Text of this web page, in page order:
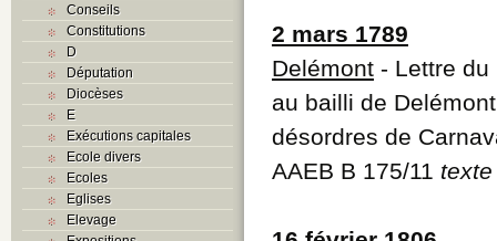
Conseils
Constitutions
D
Députation
Diocèses
E
Exécutions capitales
Ecole divers
Ecoles
Eglises
Elevage
2 mars 1789
Delémont - Lettre
au bailli de
désordres de
AAEB B 175/11 texte